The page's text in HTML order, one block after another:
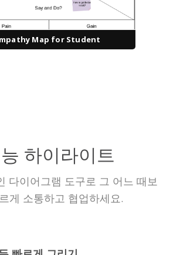
Map for Student
하이라이트
다이어그램 도구로 그 어느 때보
게 소통하고 협업하세요.